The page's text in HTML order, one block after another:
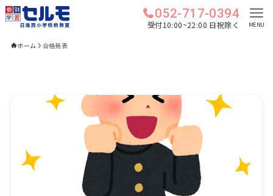
052-717-0394
受付10:00~22:00 日祝除く MENU
ホーム 合格発表